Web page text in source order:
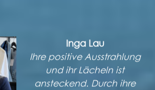
Inga Lau
Ihre positive Ausstrahlung
und ihr Lächeln ist
ansteckend. Durch ihre